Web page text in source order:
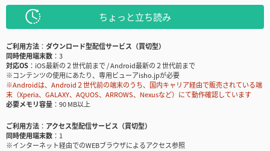
ちょっと立ち読み
ご利用方法
ダウンロード型配信サービス（買切型）
同時使用端末数
3
対応OS
iOS最新の２世代前まで / Android最新の２世代前まで
※コンテンツの使用にあたり、専用ビューアisho.jpが必要
※Androidは、Android２世代前の端末のうち、国内キャリア経由で販売されている端
末（Xperia、GALAXY、AQUOS、ARROWS、Nexusなど）にて動作確認しています
必要メモリ容量
90 MB以上
ご利用方法
アクセス型配信サービス（買切型）
同時使用端末数
1
※インターネット経由でのWEBブラウザによるアクセス参照